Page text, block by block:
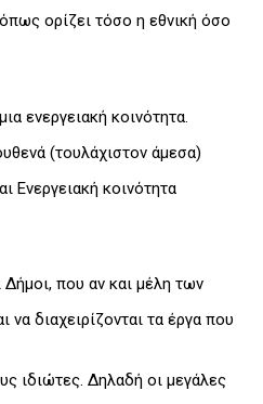
ορίζει τόσο η εθνική όσο
ενεργειακή κοινότητα.
(τουλάχιστον άμεσα)
Ενεργειακή κοινότητα
που αν και μέλη των
να διαχειρίζονται τα έργα που
ιδιώτες. Δηλαδή οι μεγάλες